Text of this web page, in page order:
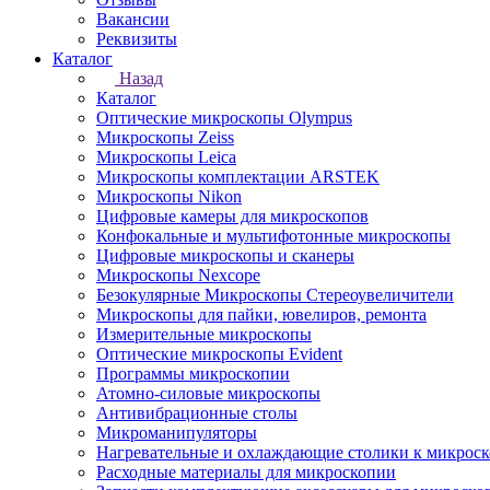
Вакансии
Реквизиты
Каталог
Назад
Каталог
Оптические микроскопы Olympus
Микроскопы Zeiss
Микроскопы Leica
Микроскопы комплектации ARSTEK
Микроскопы Nikon
Цифровые камеры для микроскопов
Конфокальные и мультифотонные микроскопы
Цифровые микроскопы и сканеры
Микроскопы Nexcope
Безокулярные Микроскопы Стереоувеличители
Микроскопы для пайки, ювелиров, ремонта
Измерительные микроскопы
Оптические микроскопы Evident
Программы микроскопии
Атомно-силовые микроскопы
Антивибрационные столы
Микроманипуляторы
Нагревательные и охлаждающие столики к
Расходные материалы для микроскопии